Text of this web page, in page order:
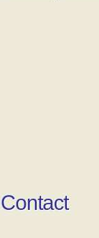
Contact